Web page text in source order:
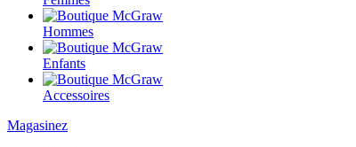
Hommes
Enfants
Accessoires
Magasinez